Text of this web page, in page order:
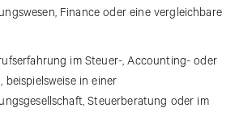
Finance oder eine vergleichbare
im Steuer-, Accounting- oder
beispielsweise in einer
Steuerberatung oder im